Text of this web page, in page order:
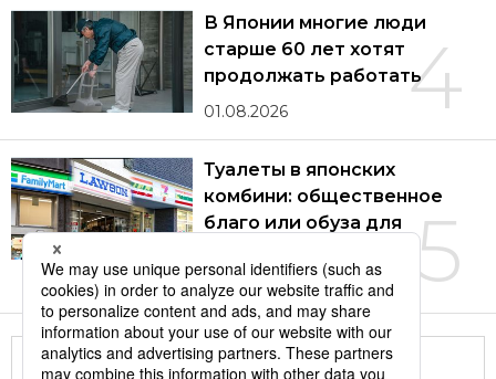
4
В Японии многие люди
старше 60 лет хотят
продолжать работать
01.08.2026
5
Туалеты в японских
комбини: общественное
благо или обуза для
04.08.2026
Другие статьи по теме